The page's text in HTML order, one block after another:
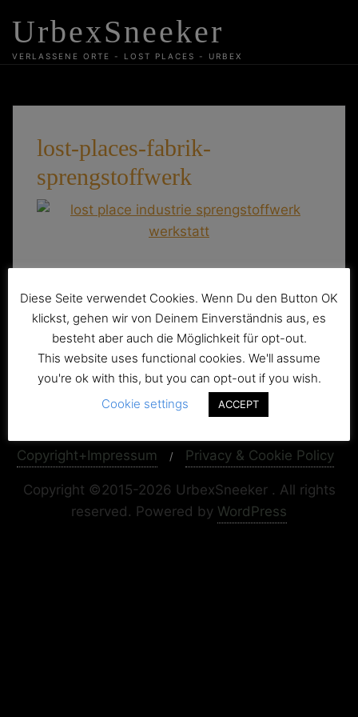
content
UrbexSneeker
VERLASSENE ORTE - LOST PLACES - URBEX
lost-places-fabrik-
sprengstoffwerk
Das verlassene VEB Sprengstoffwerk II
Copyright+Impressum Privacy & Cookie Policy
Copyright ©2015-2026 UrbexSneeker . All rights
reserved. Powered by WordPress
Diese Seite verwendet Cookies. Wenn Du den Button OK
klickst, gehen wir von Deinem Einverständnis aus, es
besteht aber auch die Möglichkeit für opt-out.
This website uses functional cookies. We'll assume
you're ok with this, but you can opt-out if you wish.
Cookie settings
ACCEPT